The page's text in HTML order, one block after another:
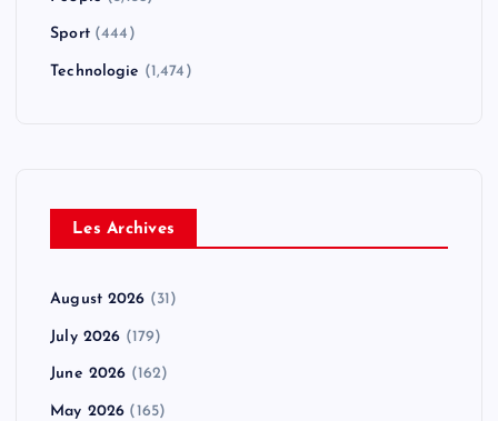
Sport(444)
Technologie (1,474)
Les Archives
August 2026 (31)
July 2026 (179)
June 2026 (162)
May 2026 (165)